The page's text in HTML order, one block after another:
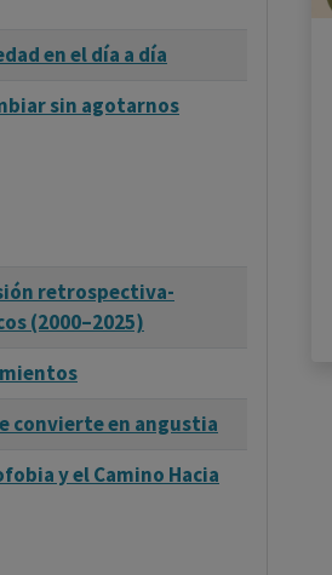
en el día a día
sin agotarnos
retrospectiva-
(2000–2025)
convierte en angustia
y el Camino Hacia